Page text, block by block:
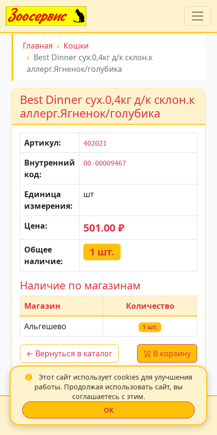
Главная
Кошки
Best Dinner сух.0,4кг д/к склон.к
аллерг.Ягненок/голубика
Best Dinner сух.0,4кг д/к склон.к
аллерг.Ягненок/голубика
Артикул: 402021
Внутренний
код:
00-00009467
Единица
измерения:
шт
Цена: 501.00 ₽
Общее
наличие:
1 шт.
Наличие по магазинам
Магазин
Количество
Альгешево
1 шт.
← Вернуться в каталог В корзину
Данные обновлены: 14.07.2026 20:37:25
Zoo21 2026
С любовью к животным
Этот сайт использует cookies для улучшения
работы. Продолжая использовать сайт, вы
соглашаетесь с этим.
OK